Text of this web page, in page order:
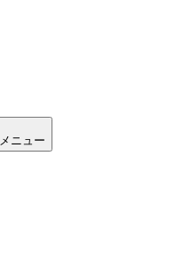
メニュー